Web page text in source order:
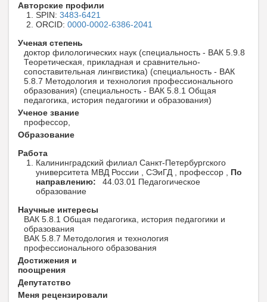
Авторские профили
SPIN: 3483-6421
ORCID: 0000-0002-6386-2041
Ученая степень
доктор филологических наук (специальность - ВАК 5.9.8
Теоретическая, прикладная и сравнительно-
сопоставительная лингвистика) (специальность - ВАК
5.8.7 Методология и технология профессионального
образования) (специальность - ВАК 5.8.1 Общая
педагогика, история педагогики и образования)
Ученое звание
профессор,
Образование
Работа
Калининградский филиал Санкт-Петербургского
университета МВД России , СЭиГД , профессор , По
направлению:
44.03.01 Педагогическое
образование
Научные интересы
ВАК 5.8.1 Общая педагогика, история педагогики и
образования
ВАК 5.8.7 Методология и технология
профессионального образования
Достижения и
поощрения
Депутатство
Меня рецензировали